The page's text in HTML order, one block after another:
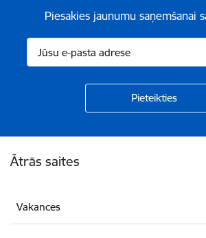
Piesakies jaunumu saņemšanai
Ātrās saites
Vakances